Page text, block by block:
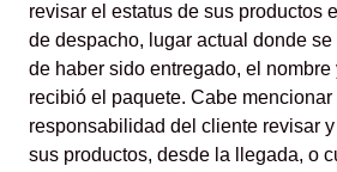
revisar el estatus de sus productos
de despacho, lugar actual donde
de haber sido entregado, el nombre
recibió el paquete. Cabe
responsabilidad del cliente revisar
sus productos, desde la llegada, o